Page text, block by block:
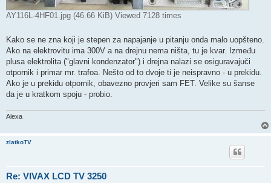
AY116L-4HF01.jpg (46.66 KiB) Viewed 7128 times
Kako se ne zna koji je stepen za napajanje u pitanju onda malo uopšteno.
Ako na elektrovitu ima 300V a na drejnu nema ništa, tu je kvar. Između
plusa elektrolita ("glavni kondenzator") i drejna nalazi se osiguravajuči
otpornik i primar mr. trafoa. Nešto od to dvoje ti je neispravno - u prekidu.
Ako je u prekidu otpornik, obavezno provjeri sam FET. Velike su šanse
da je u kratkom spoju - probio.
Alexa
zlatkoTV
Re: VIVAX LCD TV 3250